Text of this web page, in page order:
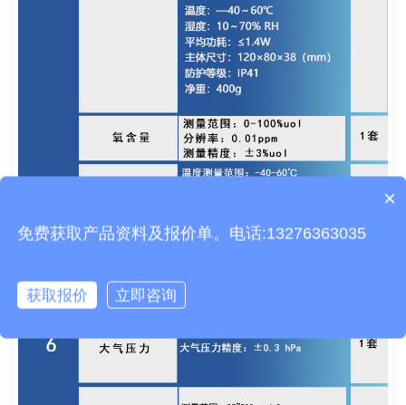
质保时间是多久？
×
免费获取产品资料及报价单。电话:13276363035
获取报价 立即咨询